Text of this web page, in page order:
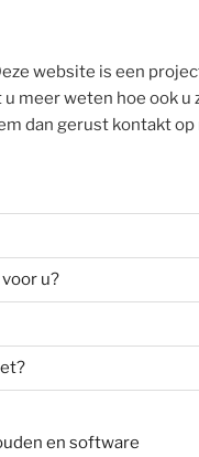
website is een
u meer weten hoe ook u
dan gerust kontakt
u?
en software